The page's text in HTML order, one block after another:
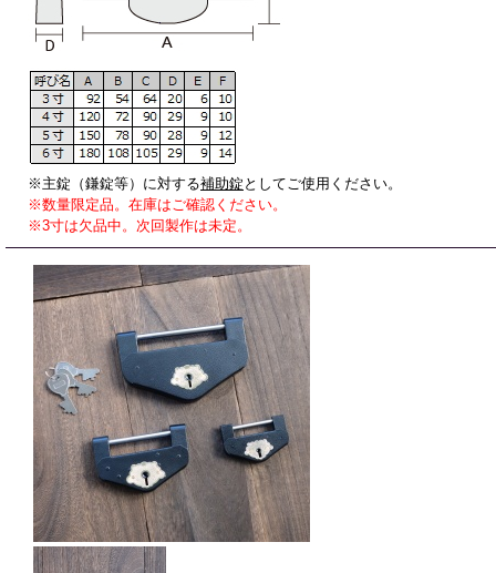
※主錠（鎌錠等）に対する補助錠 としてご使用ください。
※数量限定品。在庫はご確認ください。
※3寸は欠品中。次回製作は未定。